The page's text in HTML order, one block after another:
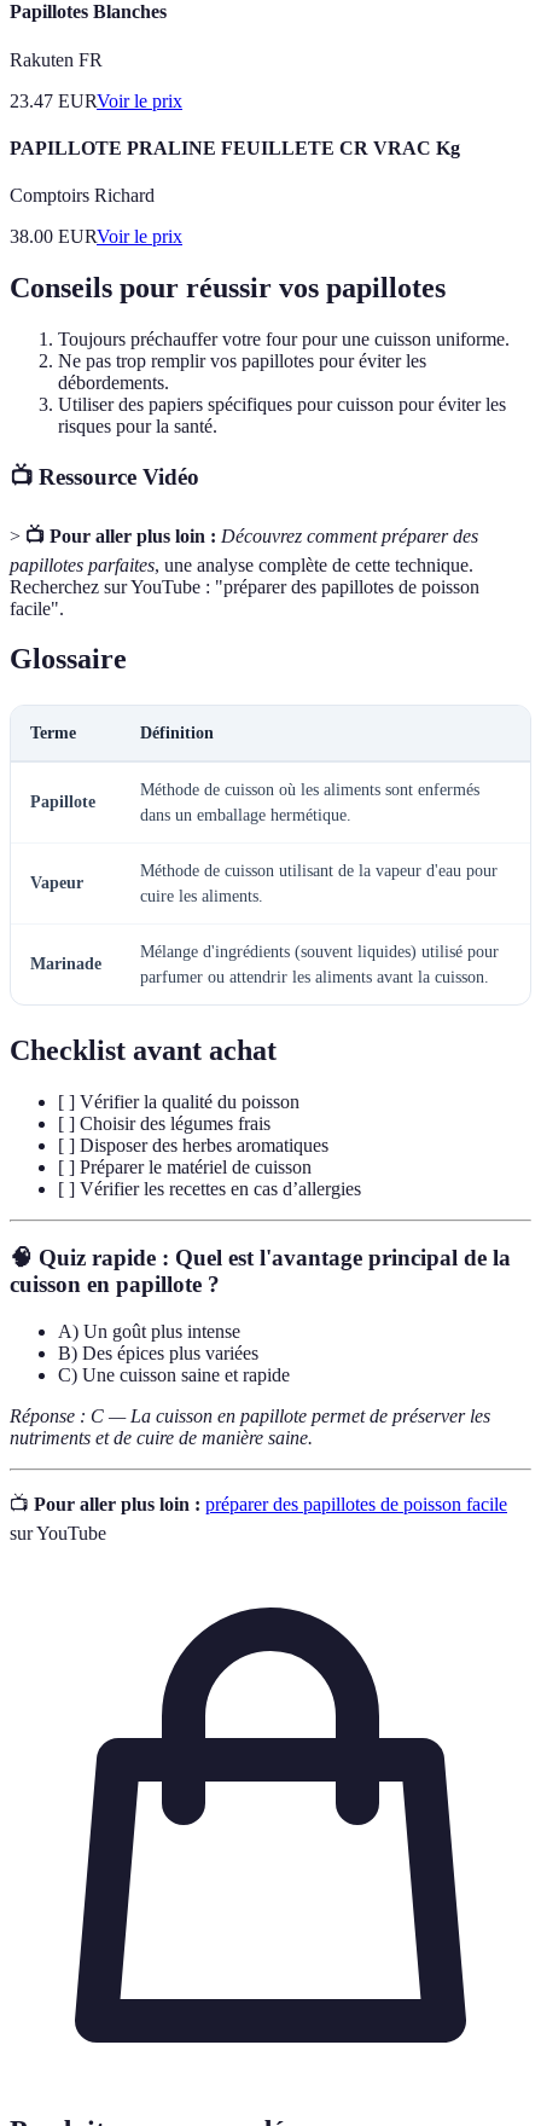
Papillotes Blanches
Rakuten FR
23.47 EURVoir le prix
PAPILLOTE PRALINE FEUILLETE CR VRAC Kg
Comptoirs Richard
38.00 EURVoir le prix
Conseils pour réussir vos papillotes
Toujours préchauffer votre four pour une cuisson uniforme.
Ne pas trop remplir vos papillotes pour éviter les
débordements.
Utiliser des papiers spécifiques pour cuisson pour éviter les
risques pour la santé.
📺 Ressource Vidéo
> 📺 Pour aller plus loin : Découvrez comment préparer des
papillotes parfaites, une analyse complète de cette technique.
Recherchez sur YouTube : "préparer des papillotes de poisson
facile".
Glossaire
Terme Définition
Papillote
Méthode de cuisson où les aliments sont enfermés
dans un emballage hermétique.
Vapeur
Méthode de cuisson utilisant de la vapeur d'eau pour
cuire les aliments.
Marinade
Mélange d'ingrédients (souvent liquides) utilisé pour
parfumer ou attendrir les aliments avant la cuisson.
Checklist avant achat
[ ] Vérifier la qualité du poisson
[ ] Choisir des légumes frais
[ ] Disposer des herbes aromatiques
[ ] Préparer le matériel de cuisson
[ ] Vérifier les recettes en cas d’allergies
🧠 Quiz rapide : Quel est l'avantage principal de la
cuisson en papillote ?
A) Un goût plus intense
B) Des épices plus variées
C) Une cuisson saine et rapide
Réponse : C — La cuisson en papillote permet de préserver les
nutriments et de cuire de manière saine.
📺 Pour aller plus loin : préparer des papillotes de poisson facile
sur YouTube